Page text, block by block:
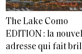
The Lake Como
EDITION : la
adresse qui fait